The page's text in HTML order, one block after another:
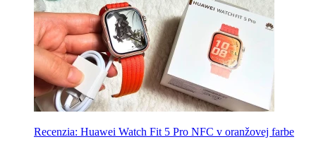
Recenzia: Huawei Watch Fit 5 Pro NFC v oranžovej farbe